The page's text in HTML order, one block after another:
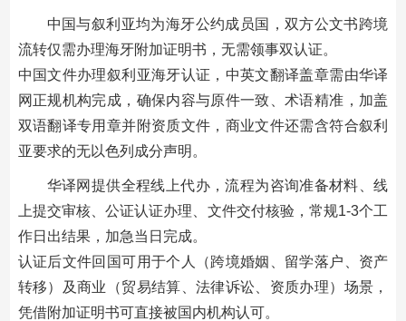
中国与叙利亚均为海牙公约成员国，双方公文书跨境
流转仅需办理海牙附加证明书，无需领事双认证。
中国文件办理叙利亚海牙认证，中英文翻译盖章需由华译
网正规机构完成，确保内容与原件一致、术语精准，加盖
双语翻译专用章并附资质文件，商业文件还需含符合叙利
亚要求的无以色列成分声明。
华译网提供全程线上代办，流程为咨询准备材料、线
上提交审核、公证认证办理、文件交付核验，常规1-3个工
作日出结果，加急当日完成。
认证后文件回国可用于个人（跨境婚姻、留学落户、资产
转移）及商业（贸易结算、法律诉讼、资质办理）场景，
凭借附加证明书可直接被国内机构认可。